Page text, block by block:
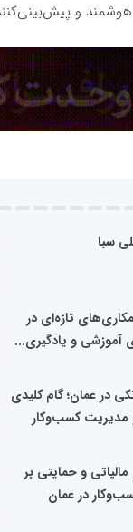
هوشمند و
سبا
تازه‌ای در
آموزشی و یادگیری...
در عمان؛ گام کلیدی
و مدیریت کسب‌وکار
و حمایتی بر
در عمان